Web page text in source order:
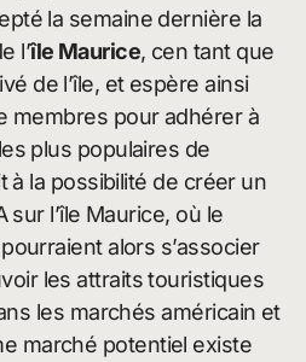
la semaine dernière la
l’île Maurice, cen tant que
de l’île, et espère ainsi
membres pour adhérer à
plus populaires de
à la possibilité de créer un
sur l’île Maurice, où le
alors s’associer
les attraits touristiques
les marchés américain et
marché potentiel existe